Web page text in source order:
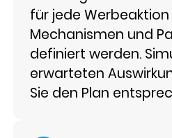
für jede Werbeaktion
Mechanismen und
definiert werden.
erwarteten
Sie den Plan